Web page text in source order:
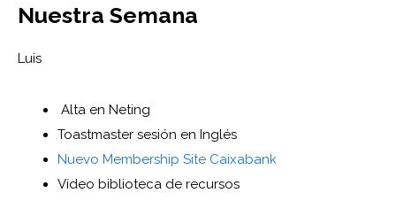
Nuestra Semana
Luis
Alta en Neting
Toastmaster sesión en Inglés
Nuevo Membership Site Caixabank
Vídeo biblioteca de recursos